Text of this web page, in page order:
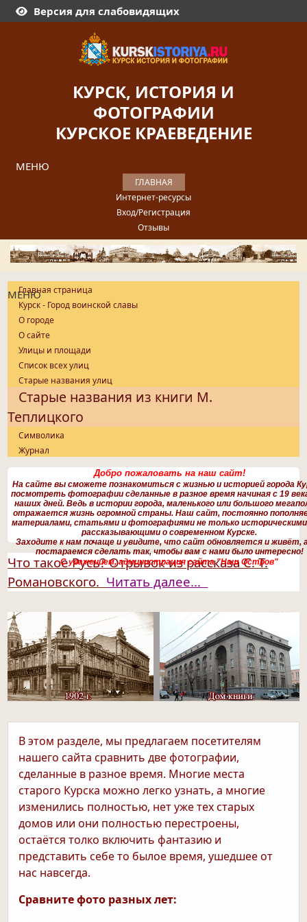
Версия для слабовидящих
КУРСК, ИСТОРИЯ И
ФОТОГРАФИИ
КУРСКОЕ КРАЕВЕДЕНИЕ
МЕНЮ
ГЛАВНАЯ
Интернет-ресурсы
Вход/Регистрация
Отзывы
МЕНЮ
Главная страница
Курск - Город воинской славы
О городе
О сайте
Улицы и площади
Список всех улиц
Старые названия улиц
Старые названия из книги М.
Теплицкого
Символика
Журнал
Добро пожаловать на наш сайт!
На сайте вы сможете познакомиться с жизнью и историей города
посмотреть фотографии сделанные в разное время начиная с 19
наших дней. Ведь в истории города, маленького или большого
отражается жизнь огромной страны. Наш сайт, постоянно
материалами, статьями и фотографиями не только
рассказывающими о современном Курске.
Заходите к нам почаще и увидите, что сайт обновляется и живёт,
постараемся сделать так, чтобы вам с нами было интересно!
С уважением, администрация сайта "Наш Остров"
Что такое Русь? Отрывок из рассказа С. Т.
Романовского. Читать далее...
В этом разделе, мы предлагаем посетителям
нашего сайта сравнить две фотографии,
сделанные в разное время. Многие места
старого Курска можно легко узнать, а многие
изменились полностью, нет уже тех старых
домов или они полностью перестроены,
остаётся толко включить фантазию и
представить себе то былое время, ушедшее от
нас навсегда.
Сравните фото разных лет: